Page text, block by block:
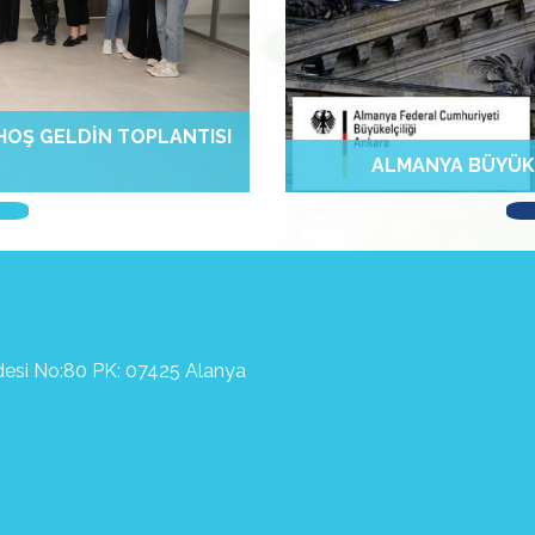
GELDIN TOPLANTISI
ALKÜ’DE DAAD
ÜCRETSIZ ÇEVRIMIÇI
ALMANYA
No:80 PK: 07425 Alanya